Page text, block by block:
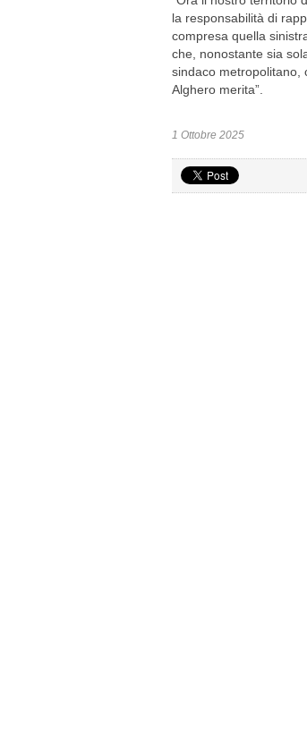
la responsabilità di
compresa quella
che, nonostante sia
sindaco metropolitano,
Alghero merita”.
1 Ottobre 2025